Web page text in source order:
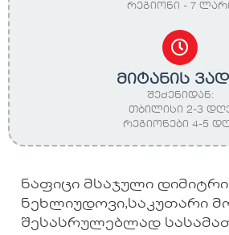
რეგიონი - 7
მიტანის
შეძენიდან:
თბილისი 2-3
რეგიონები 4-5
ნაფიცი მსაჯული დიმიტრი
ნეხლიუდოვი,საკუთარი
შესასრულებლად